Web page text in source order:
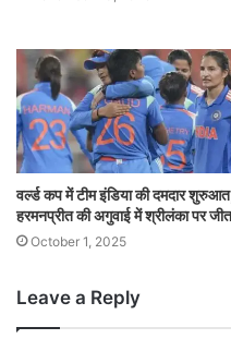
वर्ल्ड कप में टीम इंडिया की दमदार
हरमनप्रीत की अगुवाई में श्रीलंका पर जीत
October 1, 2025
Leave a Reply